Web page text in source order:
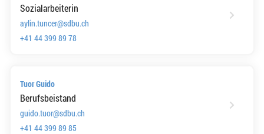
Sozialarbeiterin
aylin.tuncer@sdbu.ch
+41 44 399 89 78
Tuor Guido
Berufsbeistand
guido.tuor@sdbu.ch
+41 44 399 89 85